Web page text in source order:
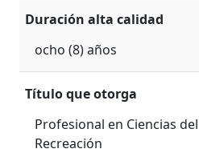
Duración alta calidad
ocho (8) años
Título que otorga
Profesional en Ciencias
Recreación